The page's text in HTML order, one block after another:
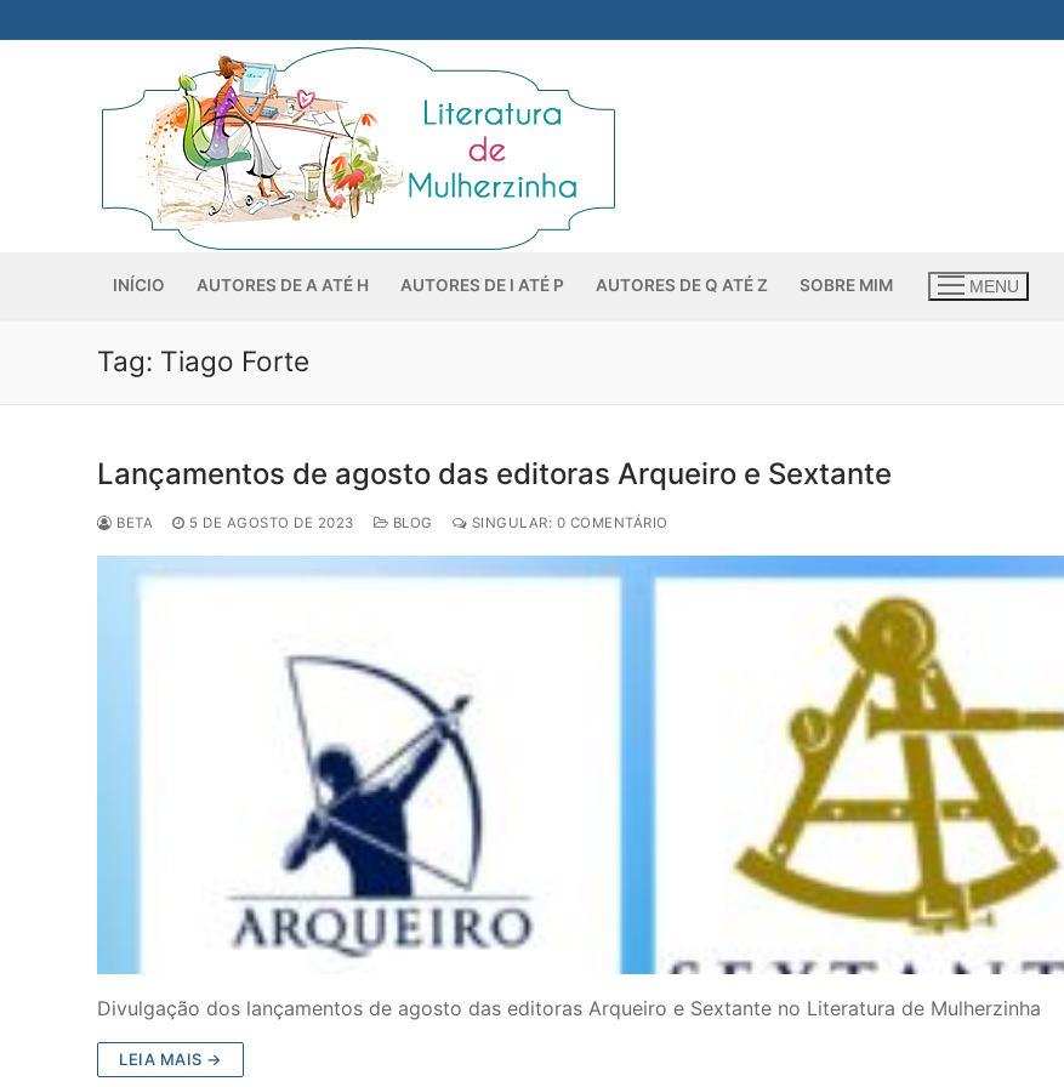
para
INÍCIO AUTORES DE A ATÉ H AUTORES DE I ATÉ P AUTORES DE Q ATÉ Z SOBRE MIM MENU
Tag: Tiago Forte
Lançamentos de agosto das editoras Arqueiro e Sextante
BETA 5 DE AGOSTO DE 2023 BLOG SINGULAR: 0 COMENTÁRIO
Divulgação dos lançamentos de agosto das editoras Arqueiro e Sextante no Literatura de Mulherzinha
LEIA MAIS →